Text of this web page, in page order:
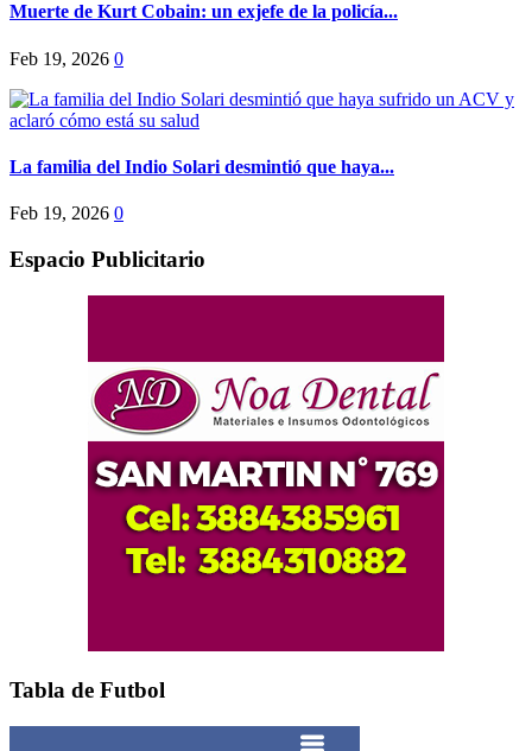
Muerte de Kurt Cobain: un exjefe de la policía...
Feb 19, 2026 0
La familia del Indio Solari desmintió que haya...
Feb 19, 2026 0
Espacio Publicitario
Tabla de Futbol